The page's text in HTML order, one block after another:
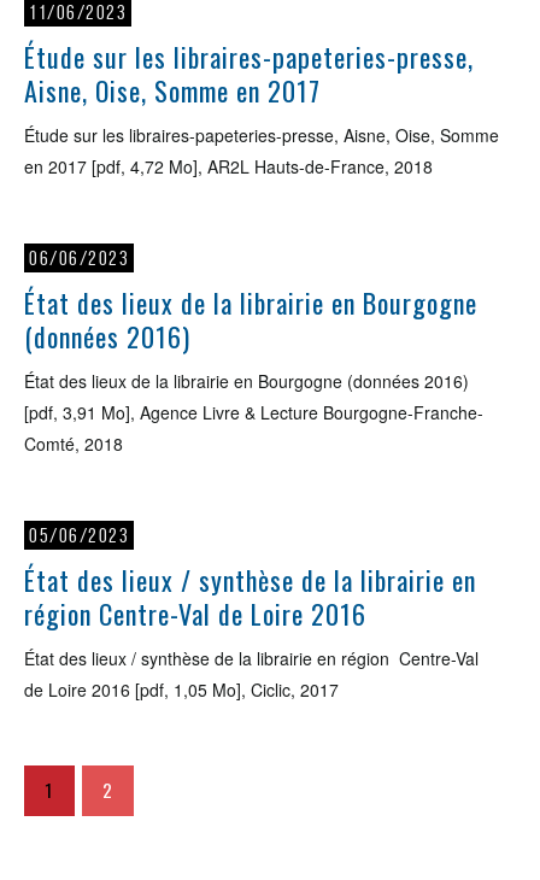
11/06/2023
Étude sur les libraires-papeteries-presse,
Aisne, Oise, Somme en 2017
Étude sur les libraires-papeteries-presse, Aisne, Oise, Somme
en 2017 [pdf, 4,72 Mo], AR2L Hauts-de-France, 2018
06/06/2023
État des lieux de la librairie en Bourgogne
(données 2016)
État des lieux de la librairie en Bourgogne (données 2016)
[pdf, 3,91 Mo], Agence Livre & Lecture Bourgogne-Franche-
Comté, 2018
05/06/2023
État des lieux / synthèse de la librairie en
région Centre-Val de Loire 2016
État des lieux / synthèse de la librairie en région Centre-Val
de Loire 2016 [pdf, 1,05 Mo], Ciclic, 2017
1 2